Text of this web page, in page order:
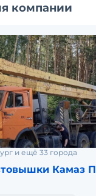
компании
и ещё 33 города
Камаз